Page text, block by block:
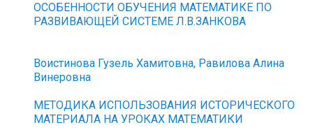
ОСОБЕННОСТИ ОБУЧЕНИЯ МАТЕМАТИКЕ ПО
РАЗВИВАЮЩЕЙ СИСТЕМЕ Л.В.ЗАНКОВА
Воистинова Гузель Хамитовна, Равилова Алина
Винеровна
МЕТОДИКА ИСПОЛЬЗОВАНИЯ ИСТОРИЧЕСКОГО
МАТЕРИАЛА НА УРОКАХ МАТЕМАТИКИ